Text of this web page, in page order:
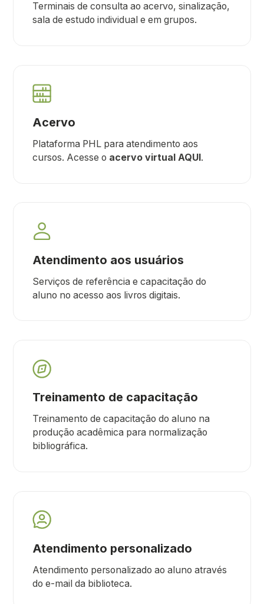
Terminais de consulta ao acervo, sinalização,
sala de estudo individual e em grupos.
Acervo
Plataforma PHL para atendimento aos
cursos. Acesse o acervo virtualAQUI.
Atendimento aos usuários
Serviços de referência e capacitação do
aluno no acesso aos livros digitais.
Treinamento de capacitação
Treinamento de capacitação do aluno na
produção acadêmica para normalização
bibliográfica.
Atendimento personalizado
Atendimento personalizado ao aluno através
do e-mail da biblioteca.